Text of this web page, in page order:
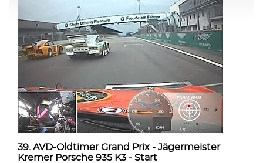
39. AVD-Oldtimer Grand Prix - Jägermeister
Kremer Porsche 935 K3 - Start